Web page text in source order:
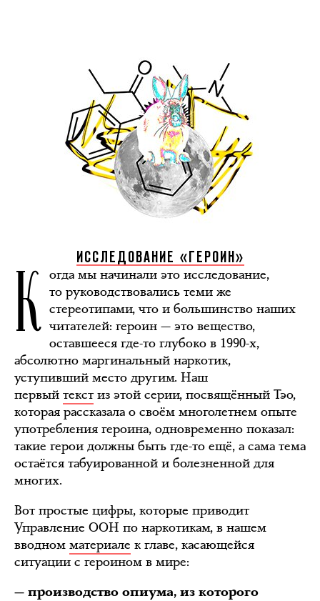
ИССЛЕДОВАНИЕ «ГЕРОИН»
К огда мы начинали это исследование,
то руководствовались теми же
стереотипами, что и большинство наших
читателей: героин — это вещество,
оставшееся где-то глубоко в 1990-х,
абсолютно маргинальный наркотик,
уступивший место другим. Наш
первый текстиз этой серии, посвящённый Тэо,
которая рассказала о своём многолетнем опыте
употребления героина, одновременно показал:
такие герои должны быть где-то ещё, а сама тема
остаётся табуированной и болезненной для
многих.
Вот простые цифры, которые приводит
Управление ООН по наркотикам, в нашем
вводном материале к главе, касающейся
ситуации с героином в мире:
— производство опиума, из которого